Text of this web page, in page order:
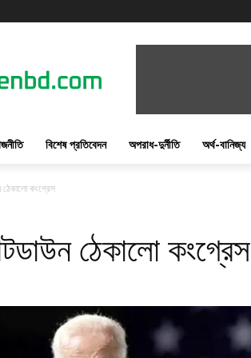
বিশেষ প্রতিবেদন অপরাধ-দুর্নীতি অর্থ-বানিজ্য
ঠেকালো কংগ্রেস
ঠেকালো কংগ্রেস